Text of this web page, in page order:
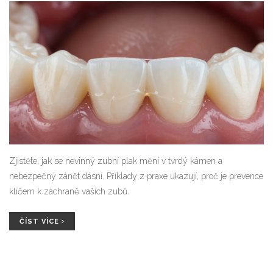
Zjistěte, jak se nevinný zubní plak mění v tvrdý kámen a
nebezpečný zánět dásní. Příklady z praxe ukazují, proč je prevence
klíčem k záchraně vašich zubů.
ČÍST VÍCE